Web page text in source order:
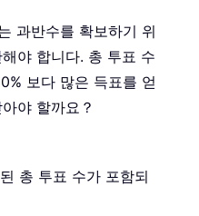
과반수를 확보하기 위
야 합니다. 총 투표 수
보다 많은 득표를 얻
야 할까요？
총 투표 수가 포함되